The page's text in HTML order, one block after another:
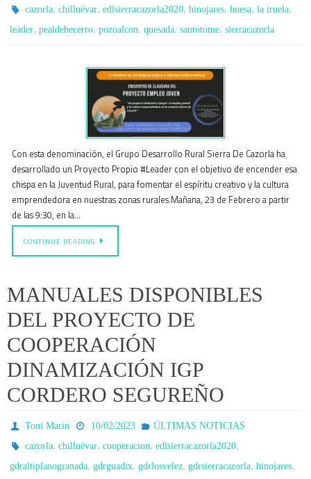
cazorla,chilluévar,edlsierracazorla2020,hinojares,huesa,la iruela,
leader, pealdebecerro, pozoalcon, quesada, santotome, sierracazorla
Con esta denominación, el Grupo Desarrollo Rural Sierra De Cazorla ha
desarrollado un Proyecto Propio #Leader con el objetivo de encender esa
chispa en la Juventud Rural, para fomentar el espíritu creativo y la cultura
emprendedora en nuestras zonas rurales.Mañana, 23 de Febrero a partir
de las 9:30, en la…
CONTINUE READING
MANUALES DISPONIBLES
DEL PROYECTO DE
COOPERACIÓN
DINAMIZACIÓN IGP
CORDERO SEGUREÑO
Toni Marin 10/02/2023
ÚLTIMAS NOTICIAS
cazorla,chilluévar,cooperacion,edlsierracazorla2020,
gdraltiplanogranada, gdrguadix, gdrlosvelez, gdrsierracazorla, hinojares,